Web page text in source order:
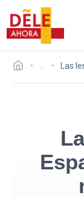
Las